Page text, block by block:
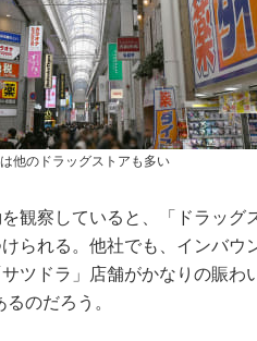
他のドラッグストアも多い
観察していると、「ドラッグ
られる。他社でも、インバウ
ツドラ」店舗がかなりの賑わ
のだろう。